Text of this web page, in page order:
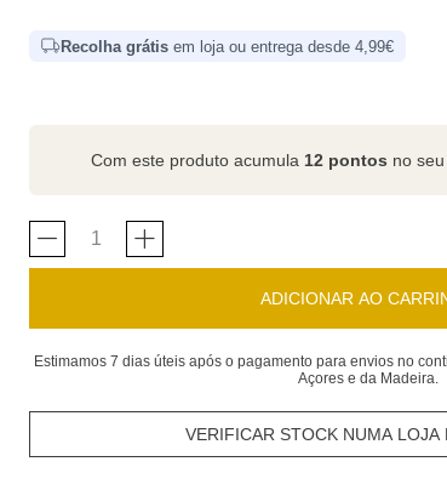
Recolha grátis em loja ou entrega desde 4,99€
Com este produto acumula 12 pontos no
ADICIONAR AO
Estimamos 7 dias úteis após o pagamento para envios no
Açores e da Madeira.
VERIFICAR STOCK NUMA LOJA